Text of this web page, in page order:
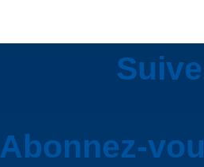
Abonnez-